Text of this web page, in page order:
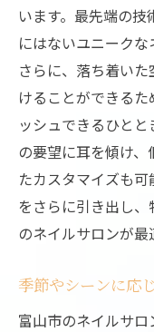
います。最先端の
にはないユニークな
さらに、落ち着い
けることができる
ッシュできるひと
の要望に耳を傾け
たカスタマイズも
をさらに引き出し
のネイルサロンが最
季節やシーンに応
富山市のネイルサ